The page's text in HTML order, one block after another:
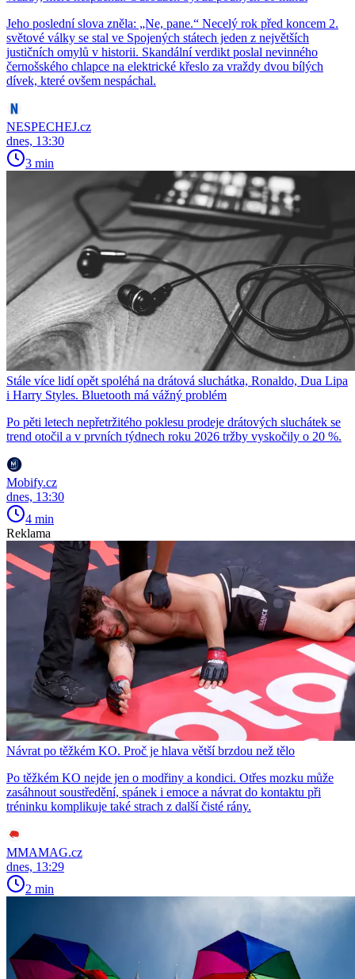
Jeho poslední slova zněla: „Ne, pane.“ Necelý rok před koncem 2.
světové války se stal ve Spojených státech jeden z největších
justičních omylů v historii. Skandální verdikt poslal nevinného
černošského chlapce na elektrické křeslo za vraždy dvou bílých
dívek, které ovšem nespáchal.
NESPECHEJ.cz
dnes, 13:30
3 min
Stále více lidí opět spoléhá na drátová sluchátka, Ronaldo, Dua Lipa
i Harry Styles. Bluetooth má vážný problém
Po pěti letech nepřetržitého poklesu prodeje drátových sluchátek se
trend otočil a v prvních týdnech roku 2026 tržby vyskočily o 20 %.
Mobify.cz
dnes, 13:30
4 min
Reklama
Návrat po těžkém KO. Proč je hlava větší brzdou než tělo
Po těžkém KO nejde jen o modřiny a kondici. Otřes mozku může
zasáhnout soustředění, spánek i emoce a návrat do kontaktu při
tréninku komplikuje také strach z další čisté rány.
MMAMAG.cz
dnes, 13:29
2 min